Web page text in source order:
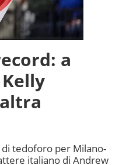
a
tedoforo per Milano-
italiano di Andrew